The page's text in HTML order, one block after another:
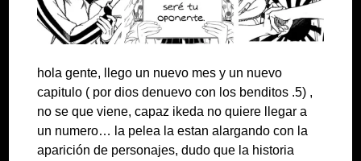
hola gente, llego un nuevo mes y un nuevo
capitulo ( por dios denuevo con los benditos .5) ,
no se que viene, capaz ikeda no quiere llegar a
un numero… la pelea la estan alargando con la
aparición de personajes, dudo que la historia